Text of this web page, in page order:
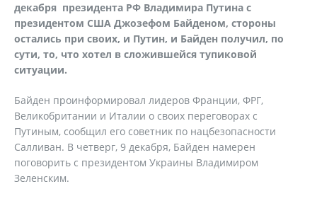
декабря президента РФ Владимира Путина с
президентом США Джозефом Байденом, стороны
остались при своих, и Путин, и Байден получил, по
сути, то, что хотел в сложившейся тупиковой
ситуации.
Байден проинформировал лидеров Франции, ФРГ,
Великобритании и Италии о своих переговорах с
Путиным, сообщил его советник по нацбезопасности
Салливан. В четверг, 9 декабря, Байден намерен
поговорить с президентом Украины Владимиром
Зеленским.